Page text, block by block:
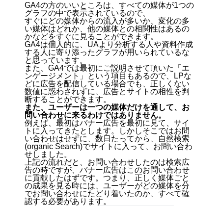
GA4の方のいいところは、すべての媒体が1つの
グラフの中で表示されているので、
すぐにどの媒体からの流入が多いか、変化の多
い媒体はどれか、他の媒体との相関性はあるの
かなどをすぐに見ることができます。
GA4は個人的に、UAより分析する人や資料作成
する人に寄り添ったグラフが用いられているな
と思っています。
また、GA4では最初にご説明させて頂いた「エ
ンゲージメント」という項目もあるので、LPな
どに広告を配信している場合でも、正しくない
数値に惑わされずに、広告とサイトの相性を判
断することができます。
また、ユーザーは一つの媒体だけを通して、お
問い合わせに来るわけではありません。
例えば、最初はバナー広告を最初に見て、サイ
トに入ってきたとします。しかしそこではお問
い合わせはせずに、数日たってから、自然検索
(organic Search)でサイトに入って、お問い合わ
せしました。
上記の流れだと、お問い合わせしたのは検索広
告の時ですが、バナー広告はこのお問い合わせ
に貢献したはずです。つまり、正しく媒体ごと
の成果を見る時には、ユーザーがどの媒体を分
でお問い合わせにたどり着いたのか、すべて確
認する必要があります。